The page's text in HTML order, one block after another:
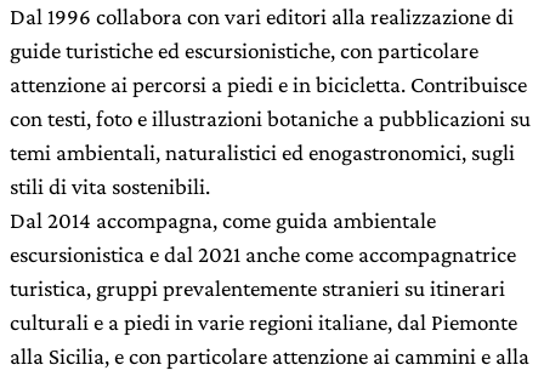
Dal 1996 collabora con vari editori alla realizzazione di
guide turistiche ed escursionistiche, con particolare
attenzione ai percorsi a piedi e in bicicletta. Contribuisce
con testi, foto e illustrazioni botaniche a pubblicazioni su
temi ambientali, naturalistici ed enogastronomici, sugli
stili di vita sostenibili.
Dal 2014 accompagna, come guida ambientale
escursionistica e dal 2021 anche come accompagnatrice
turistica, gruppi prevalentemente stranieri su itinerari
culturali e a piedi in varie regioni italiane, dal Piemonte
alla Sicilia, e con particolare attenzione ai cammini e alla